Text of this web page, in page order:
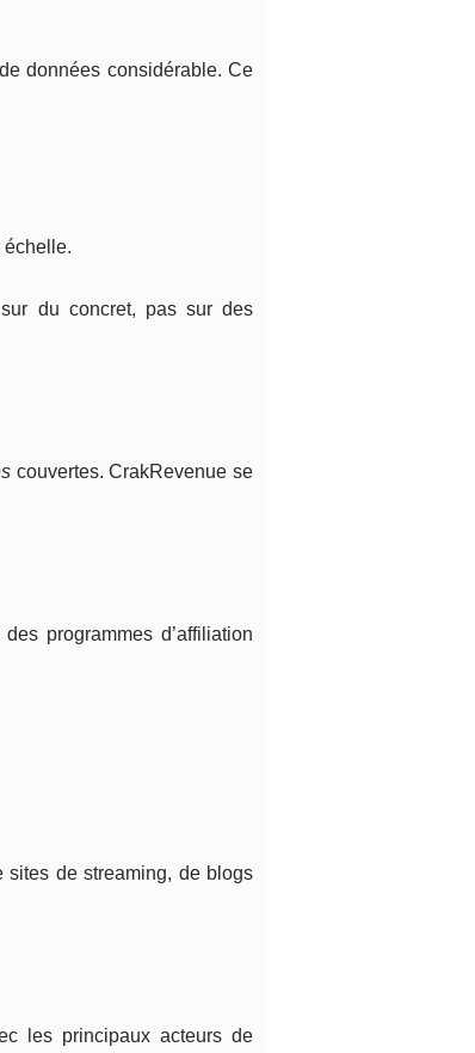
données considérable. Ce
échelle.
du concret, pas sur des
couvertes. CrakRevenue se
programmes d’affiliation
sites de streaming, de blogs
les principaux acteurs de